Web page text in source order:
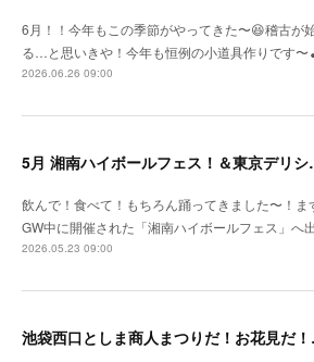
6月！！今年もこの季節がやってきた〜😆稽古が
る…と思いきや！今年も恒例の小道具作りです〜
2026.06.26 09:00
5月 湘南ハ
飲んで！食べて！もちろん踊ってきました〜！ま
GW中に開催された「湘南ハイボールフェス」へ
2026.05.23 09:00
池袋西